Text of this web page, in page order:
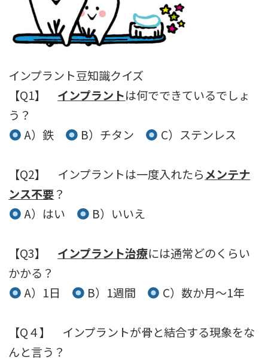
インプラント豆知識クイズ
【Q1】 インプラントは何でできているでしょ
う？
A）鉄
B）チタン C）ステンレス
【Q2】 インプラントは一度入れたらメンテナ
ンス不要？
A）はい
B）いいえ
【Q3】 インプラント治療には通常どのくらい
かかる？
A）1日
B）1週間 C）数か月〜1年
【Q４】 インプラントが骨と結合する現象をな
んと言う？